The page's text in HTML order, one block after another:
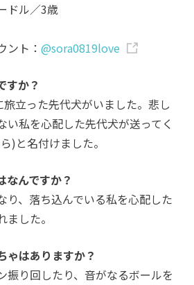
ドル／3歳
ント：@sora0819love
すか？
立った先代犬がいました。悲し
い私を心配した先代犬が送ってく
)と名付けました。
んですか？
り、落ち込んでいる私を心配した
した。
はありますか？
振り回したり、音がなるボールを